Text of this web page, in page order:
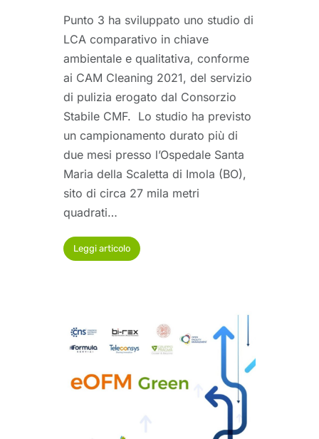
Punto 3 ha sviluppato uno studio di
LCA comparativo in chiave
ambientale e qualitativa, conforme
ai CAM Cleaning 2021, del servizio
di pulizia erogato dal Consorzio
Stabile CMF. Lo studio ha previsto
un campionamento durato più di
due mesi presso l’Ospedale Santa
Maria della Scaletta di Imola (BO),
sito di circa 27 mila metri
quadrati…
Leggi articolo